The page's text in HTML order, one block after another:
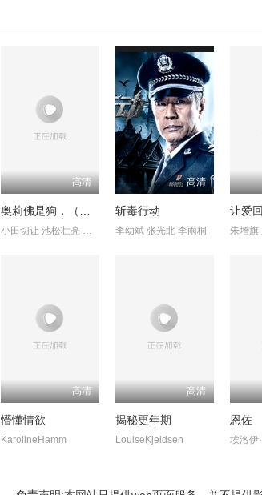
高清
奥莉佛是狗，（天哪！！）这家伙电影版
小田切让 池松壮亮 麻生久美子
高清
斩毒行动
李幼斌 张光北 李雨桐
让爱
朱增旗
高清
懵懂情欲
KarolineHamm
高清
揭秘更年期
LouiseKjeldsen
恩佐